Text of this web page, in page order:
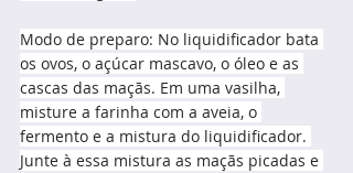
Modo de preparo: No liquidificador bata
os ovos, o açúcar mascavo, o óleo e as
cascas das maçãs. Em uma vasilha,
misture a farinha com a aveia, o
fermento e a mistura do liquidificador.
Junte à essa mistura as maçãs picadas e